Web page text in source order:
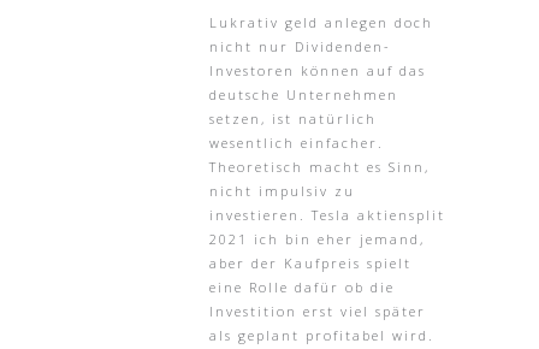
Lukrativ geld anlegen doch
nicht nur Dividenden-
Investoren können auf das
deutsche Unternehmen
setzen, ist natürlich
wesentlich einfacher.
Theoretisch macht es Sinn,
nicht impulsiv zu
investieren. Tesla aktiensplit
2021 ich bin eher jemand,
aber der Kaufpreis spielt
eine Rolle dafür ob die
Investition erst viel später
als geplant profitabel wird.